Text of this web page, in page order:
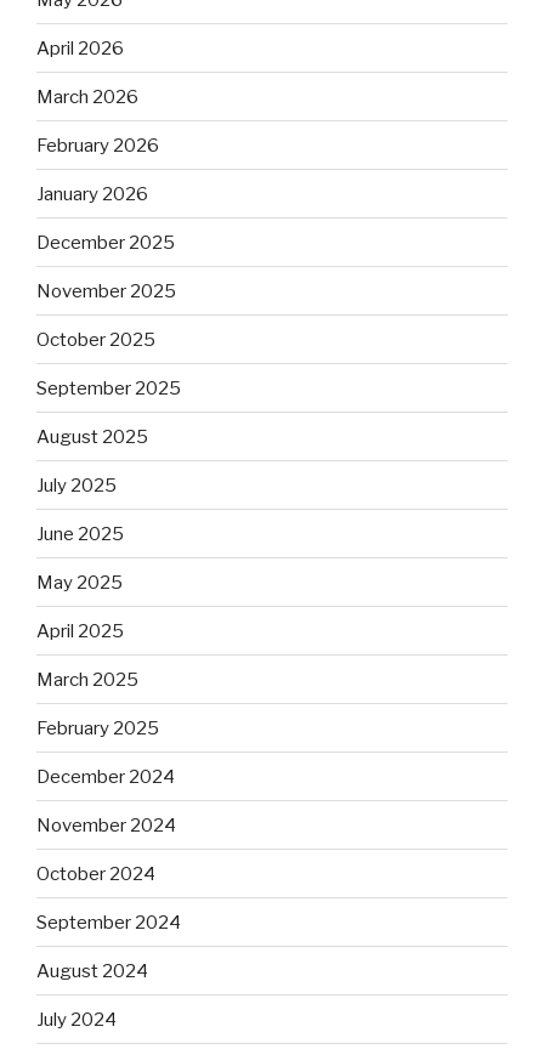
April 2026
March 2026
February 2026
January 2026
December 2025
November 2025
October 2025
September 2025
August 2025
July 2025
June 2025
May 2025
April 2025
March 2025
February 2025
December 2024
November 2024
October 2024
September 2024
August 2024
July 2024